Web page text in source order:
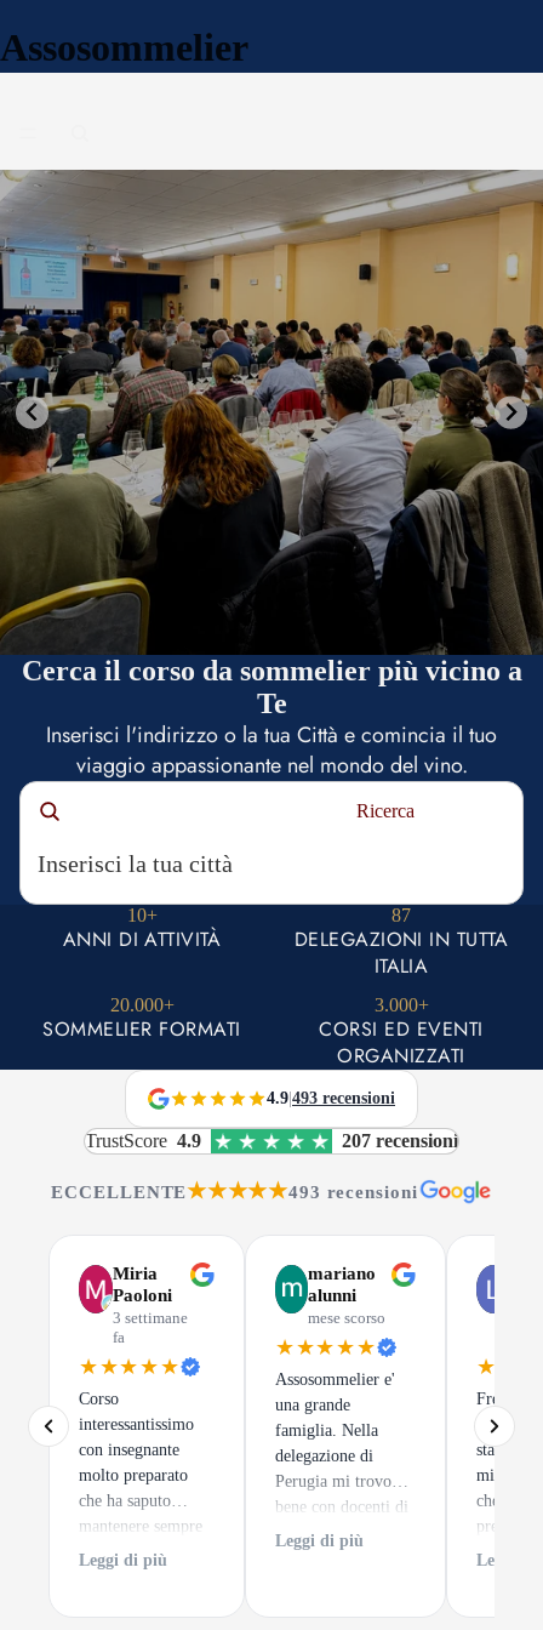
Assosommelier
Cerca il corso da sommelier più vicino a
Te
Inserisci l'indirizzo o la tua Città e comincia il tuo
viaggio appassionante nel mondo del vino.
Ricerca
10+
ANNI DI ATTIVITÀ
87
DELEGAZIONI IN TUTTA
ITALIA
20.000+
SOMMELIER FORMATI
3.000+
CORSI ED EVENTI
ORGANIZZATI
4.9 493 recensioni
TrustScore 4.9 207 recensioni
ECCELLENTE★★★★★493 recensioni
Miria
Paoloni
3 settimane
fa
★★★★★
Corso
interessantissimo
con insegnante
molto preparato
che ha saputo
mantenere sempre
alto l'interesse dei
Leggi di più
mariano
alunni
mese scorso
★★★★★
Assosommelier e'
una grande
famiglia. Nella
delegazione di
Perugia mi trovo
bene con docenti di
alto spessore ed un
Leggi di più
di
stata una
migliori
che
tratta
Leggi di